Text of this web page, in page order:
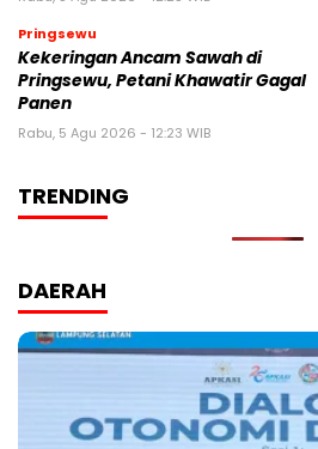
Pringsewu
Kekeringan Ancam Sawah di
Pringsewu, Petani Khawatir Gagal
Panen
Rabu, 5 Agu 2026 - 12:23 WIB
TRENDING
DAERAH